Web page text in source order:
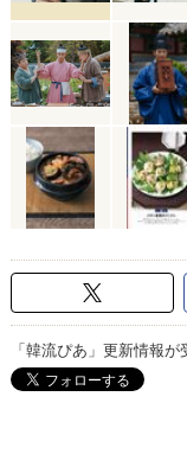
「韓流ぴあ」更新情報が